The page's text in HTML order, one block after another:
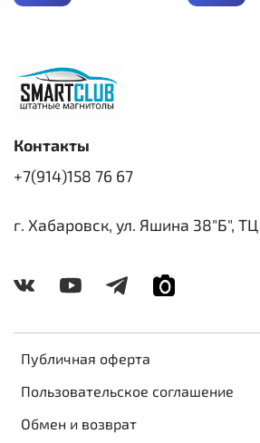
Публичная оферта
Пользовательское соглашение
Обмен и возврат
Контакты
+7(914)158 76 67
г. Хабаровск, ул. Яшина 38"Б",